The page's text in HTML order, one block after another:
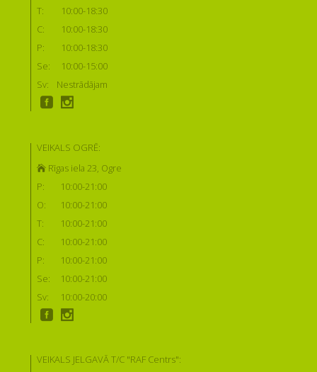
T:
10:00-18:30
C:
10:00-18:30
P:
10:00-18:30
Se:
10:00-15:00
Sv:
Nestrādājam
VEIKALS OGRĒ:
Rīgas iela 23, Ogre
P:
10:00-21:00
O:
10:00-21:00
T:
10:00-21:00
C:
10:00-21:00
P:
10:00-21:00
Se:
10:00-21:00
Sv:
10:00-20:00
VEIKALS JELGAVĀ T/C "RAF Centrs":